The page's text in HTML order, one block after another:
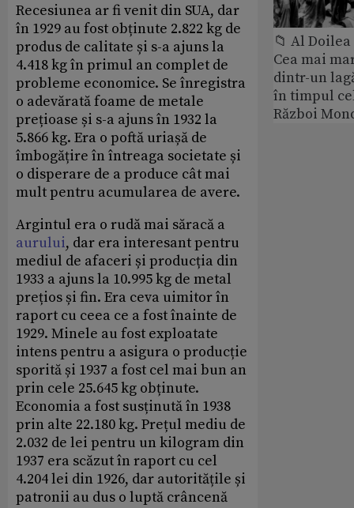
Recesiunea ar fi venit din SUA, dar
în 1929 au fost obținute 2.822 kg de
produs de calitate și s-a ajuns la
4.418 kg în primul an complet de
probleme economice. Se înregistra
o adevărată foame de metale
prețioase și s-a ajuns în 1932 la
5.866 kg. Era o poftă uriașă de
îmbogățire în întreaga societate și
o disperare de a produce cât mai
mult pentru acumularea de avere.
Argintul era o rudă mai săracă a
aurului, dar era interesant pentru
mediul de afaceri și producția din
1933 a ajuns la 10.995 kg de metal
prețios și fin. Era ceva uimitor în
raport cu ceea ce a fost înainte de
1929. Minele au fost exploatate
intens pentru a asigura o producție
sporită și 1937 a fost cel mai bun an
prin cele 25.645 kg obținute.
Economia a fost susținută în 1938
prin alte 22.180 kg. Prețul mediu de
2.032 de lei pentru un kilogram din
1937 era scăzut în raport cu cel
4.204 lei din 1926, dar autoritățile și
patronii au dus o luptă crâncenă
📁 Al
Cea mai
dintr-un
în timpul
Război